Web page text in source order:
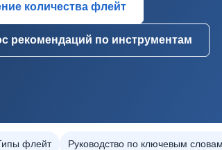
количества флейт
рекомендаций по инструментам
флейт Руководство по ключевым словам